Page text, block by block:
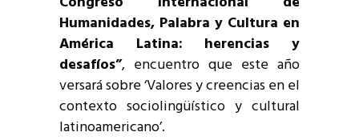
Humanidades, Palabra y Cultura en
América Latina: herencias y
desafíos”, encuentro que este año
versará sobre ‘Valores y creencias en el
contexto sociolingüístico y cultural
latinoamericano’.